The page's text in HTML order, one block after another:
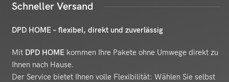
Schneller Versand
DPD HOME – flexibel, direkt und zuverlässig
Mit DPD HOME kommen Ihre Pakete ohne Umwege direkt zu
Ihnen nach Hause.
Der Service bietet Ihnen volle Flexibilität: Wählen Sie selbst